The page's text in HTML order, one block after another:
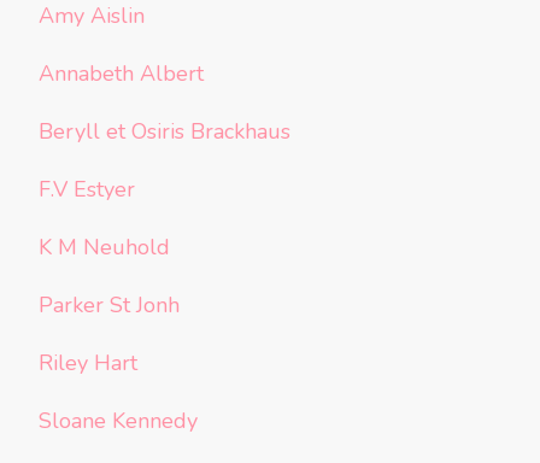
Amy Aislin
Annabeth Albert
Beryll et Osiris Brackhaus
F.V Estyer
K M Neuhold
Parker St Jonh
Riley Hart
Sloane Kennedy